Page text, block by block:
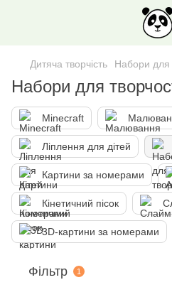
Дитяча творчість Набори для
Набори для
Minecraft
Ліплення для дітей
Картини за номерами
Кінетичний пісок
3D-картини за номерами
Фільтр 1